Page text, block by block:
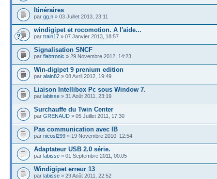
Itinéraires
par gg.n » 03 Juillet 2013, 23:11
windigipet et rocomotion. A l'aide...
par train17 » 07 Janvier 2013, 18:57
Signalisation SNCF
par fiabtronic » 29 Novembre 2012, 14:23
Win-digipet 9 prenium edition
par alain82 » 08 Avril 2012, 19:49
Liaison Intellibox Pc sous Window 7.
par labisse » 31 Août 2011, 23:19
Surchauffe du Twin Center
par GRENAUD » 05 Juillet 2011, 17:30
Pas communication avec IB
par nicosl299 » 19 Novembre 2010, 12:54
Adaptateur USB 2.0 série.
par labisse » 01 Septembre 2011, 00:05
Windigipet erreur 13
par labisse » 29 Août 2011, 22:52